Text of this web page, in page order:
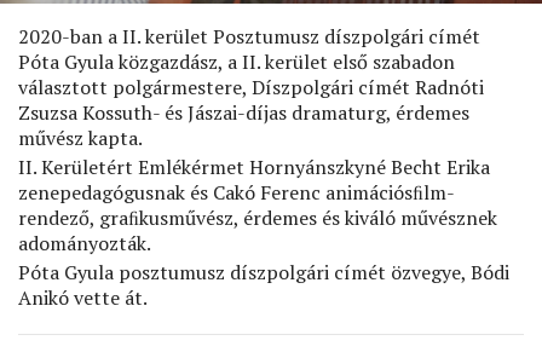
2020-ban a II. kerület Posztumusz díszpolgári címét
Póta Gyula közgazdász, a II. kerület első szabadon
választott polgármestere, Díszpolgári címét Radnóti
Zsuzsa Kossuth- és Jászai-díjas dramaturg, érdemes
művész kapta.
II. Kerületért Emlékérmet Hornyánszkyné Becht Erika
zenepedagógusnak és Cakó Ferenc animációsﬁlm-
rendező, graﬁkusművész, érdemes és kiváló művésznek
adományozták.
Póta Gyula posztumusz díszpolgári címét özvegye, Bódi
Anikó vette át.